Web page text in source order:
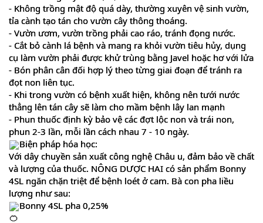
- Không trồng mật độ quá dày, thường xuyên vệ sinh vườn,
tỉa cành tạo tán cho vườn cây thông thoáng.
- Vườn ươm, vườn trồng phải cao ráo, tránh đọng nước.
- Cắt bỏ cành lá bệnh và mang ra khỏi vườn tiêu hủy, dụng
cụ làm vườn phải được khử trùng bằng Javel hoặc hơ với lửa
- Bón phân cân đối hợp lý theo từng giai đoạn để tránh ra
đọt non liên tục.
- Khi trong vườn có bệnh xuất hiện, không nên tưới nước
thẳng lên tán cây sẽ làm cho mầm bệnh lây lan mạnh
- Phun thuốc định kỳ bảo vệ các đợt lộc non và trái non,
phun 2-3 lần, mỗi lần cách nhau 7 - 10 ngày.
Biện pháp hóa học:
Với dây chuyền sản xuất công nghệ Châu u, đảm bảo về chất
và lượng của thuốc. NÔNG DƯỢC HAI có sản phẩm Bonny
4SL ngăn chặn triệt để bệnh loét ở cam. Bà con pha liều
lượng như sau:
Bonny 4SL pha 0,25%